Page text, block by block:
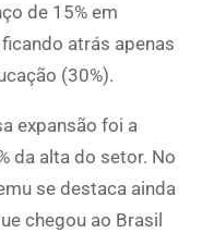
de 15% em
atrás apenas
(30%).
expansão foi a
da alta do setor. No
se destaca ainda
chegou ao Brasil